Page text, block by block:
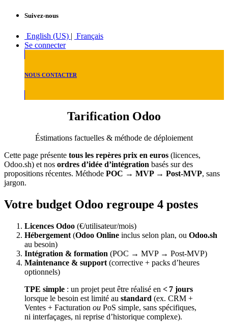
Suivez-nous
English (US) | Français
Se connecter
NOUS CONTACTER
Tarification Odoo
Éstimations factuelles & méthode de déploiement
Cette page présente tous les repères prix en euros (licences,
Odoo.sh) et nos ordres d’idée d’intégration basés sur des
propositions récentes. Méthode POC → MVP → Post‑MVP, sans
jargon.
Votre budget Odoo regroupe 4 postes
Licences Odoo (€/utilisateur/mois)
Hébergement (Odoo Online inclus selon plan, ou Odoo.sh
au besoin)
Intégration & formation (POC → MVP → Post‑MVP)
Maintenance & support (corrective + packs d’heures
optionnels)
TPE simple : un projet peut être réalisé en < 7 jours
lorsque le besoin est limité au standard (ex. CRM +
Ventes + Facturation ou PoS simple, sans spécifiques,
ni interfaçages, ni reprise d’historique complexe).